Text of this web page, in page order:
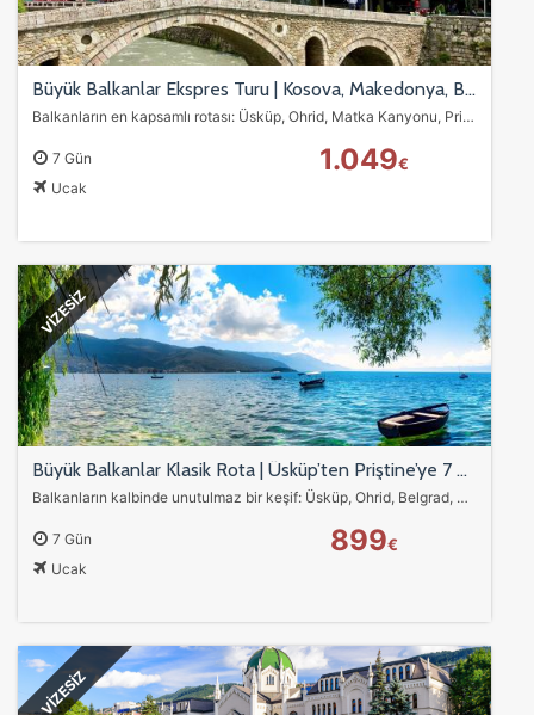
ÇEREZ KULLANIM AYARLARINIZ
Çerez tercihlerinizibelirleyin.
Daha fazla bilgi içinKVKK bilgilendirmemizi , çerez kullanım ve
gizlilik koşullarınıinceleyebilirsiniz.
Zorunlu Çerezler
devre dışı bırakılamaz.
Büyük Balkanlar Ekspres Turu | Kosova, Makedonya, Bosna, Karadağ ve Sırbistan 7 Günlük Kültür Rotası
Balkanların en kapsamlı rotası: Üsküp, Ohrid, Matka Kanyonu, Prizren, Saraybosna, Mostar, Kotor ve Belgrad’ı kapsayan Büyük Balkanlar Ekspres Turu ile tarih, doğa…
7 Gün
Ucak
1.049€
VİZESİZ
Büyük Balkanlar Klasik Rota | Üsküp’ten Priştine’ye 7 Günlük Balkan Turu
Balkanların kalbinde unutulmaz bir keşif: Üsküp, Ohrid, Belgrad, Saraybosna, Mostar, Kotor, Budva ve Kosova şehirlerini kapsayan Büyük Balkanlar Klasik Rota ile…
7 Gün
Ucak
899€
VİZESİZ